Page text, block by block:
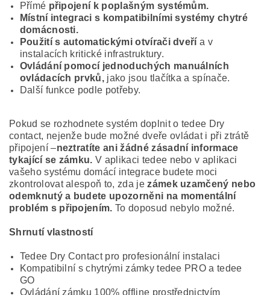
Přímé připojení k poplašným systémům.
Místní integraci s kompatibilními systémy chytré
domácnosti.
Použití s automatickými otvírači dveřía v
instalacích kritické infrastruktury.
Ovládání pomocí jednoduchých manuálních
ovládacích prvků, jako jsou tlačítka a spínače.
Další funkce podle potřeby.
Pokud se rozhodnete systém doplnit o tedee Dry
contact, nejenže bude možné dveře ovládat i při ztrátě
připojení –neztratíte ani žádné zásadní informace
tykající se zámku.V aplikaci tedee nebo v aplikaci
vašeho systému domácí integrace budete moci
zkontrolovat alespoň to, zda jezámek uzamčený nebo
odemknutý a budete upozorněni na momentální
problém s připojením.To doposud nebylo možné.
Shrnutí vlastností
Tedee Dry Contact pro profesionální instalaci
Kompatibilní s chytrými zámky tedee PRO a tedee
GO
Ovládání zámku 100% offline prostřednictvím